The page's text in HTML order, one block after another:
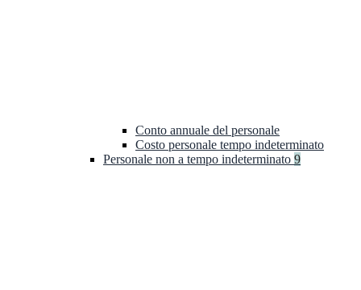
Conto annuale del personale
Costo personale tempo indeterminato
Personale non a tempo indeterminato 9